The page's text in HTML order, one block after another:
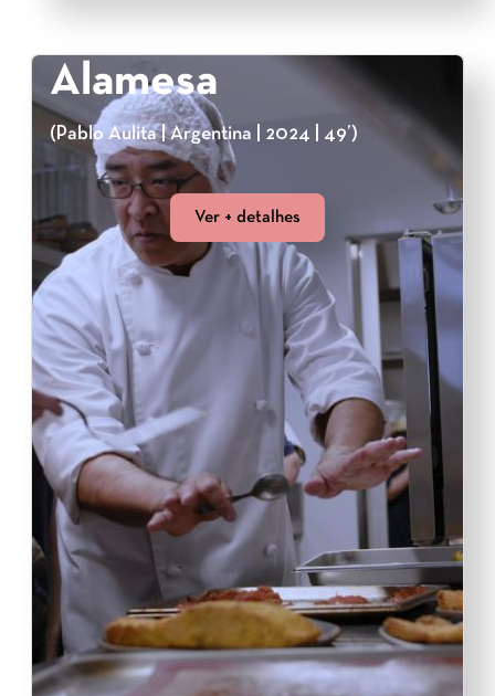
Alamesa
(Pablo Aulita | Argentina | 2024 | 49’)
Ver + detalhes